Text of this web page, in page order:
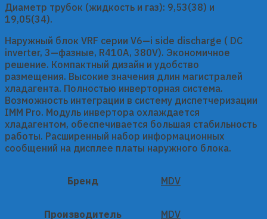
Диаметр трубок (жидкость и газ): 9,53(38) и
19,05(34).
Наружный блок VRF серии V6—i side discharge ( DC
inverter, 3—фазные, R410A, 380V). Экономичное
решение. Компактный дизайн и удобство
размещения. Высокие значения длин магистралей
хладагента. Полностью инверторная система.
Возможность интеграции в систему диспетчеризации
IMM Pro. Модуль инвертора охлаждается
хладагентом, обеспечивается большая стабильность
работы. Расширенный набор информационных
сообщений на дисплее платы наружного блока.
Бренд MDV
Производитель MDV